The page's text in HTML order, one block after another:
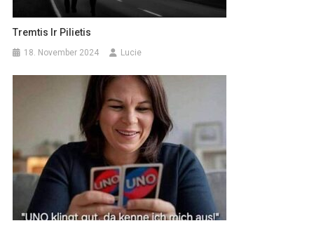
Tremtis Ir Pilietis
18. November 2024 Lucie